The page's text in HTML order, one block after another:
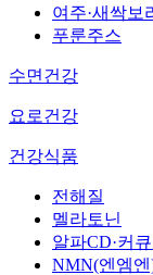
여주·새싹보
푸룬주스
수면건강
요로건강
건강식품
전해질
멜라토닌
알파CD·커
NMN(엔엠